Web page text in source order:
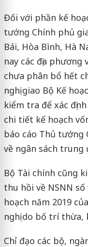
Đối với phần kế
tướng Chính phủ
Bái, Hòa Bình, Hà
nay các địa
chưa phân bổ hết
nghị giao Bộ Kế
kiểm tra để xác
chi tiết kế hoạch
báo cáo Thủ tướng
về ngân sách trung
Bộ Tài chính cũng
thu hồi về NSNN
hoạch năm 2019
nghị do bố trí thừa,
Chỉ đạo các bộ,